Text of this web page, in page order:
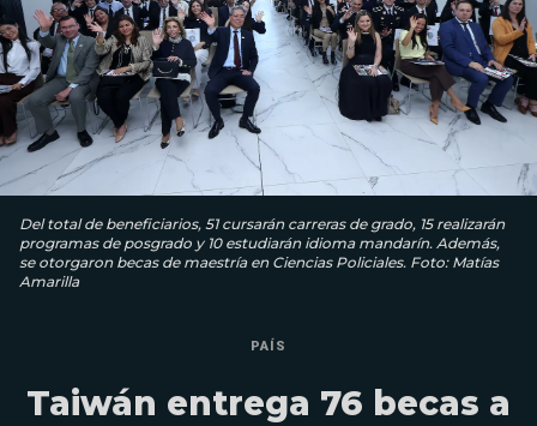
Del total de beneficiarios, 51 cursarán carreras de grado, 15 realizarán
programas de posgrado y 10 estudiarán idioma mandarín. Además,
se otorgaron becas de maestría en Ciencias Policiales. Foto: Matías
Amarilla
PAÍS
Taiwán entrega 76 becas a